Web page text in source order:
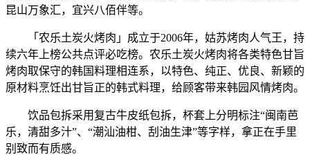
昆山万象汇，宜兴八佰伴等。
「农乐土炭火烤肉」成立于2006年，姑苏烤肉人气王，持
续六年上榜公共点评必吃榜。农乐土炭火烤肉将各类特色甘旨
烤肉取保守的韩国料理相连系，以特色、纯正、优良、新颖的
原材料烹饪出甘旨正的韩式料理，给顾客带来韩园风情烤肉。
饮品包拆采用复古牛皮纸包拆，杯套上分明标注“闽南芭
乐，清甜多汁”、“潮汕油柑、刮油生津”等字样，拿正在手里
别致而有质感。